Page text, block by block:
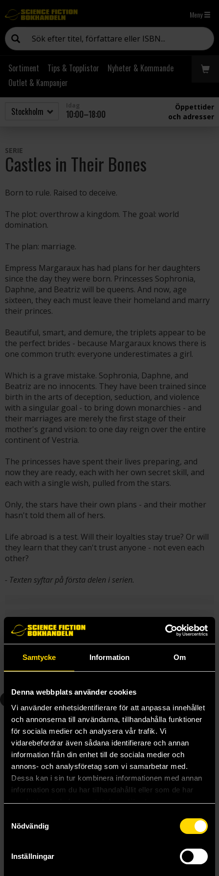
Samtycke Information Om
Denna webbplats använder cookies
Vi använder enhetsidentifierare för att anpassa innehållet
och annonserna till användarna, tillhandahålla funktioner
för sociala medier och analysera vår trafik. Vi
vidarebefordrar även sådana identifierare och annan
information från din enhet till de sociala medier och
annons- och analysföretag som vi samarbetar med.
Dessa kan i sin tur kombinera informationen med annan
information som du har tillhandahållit eller som de har
samlat in när du har använt deras tjänster.
Nödvändig
Inställningar
Meny
Sortiment Tips & Topplistor
Nyheter & Kommande
Outlet & Kampanjer
10:00–18:00
Öppettider
och adresser
SERIE
Castles in Their Bones
Born to rule. Raised to deceive.
The plot: overthrow a kingdom. The goal: world
domination.
The plan: marriage.
Empress Margaraux has had plans for her daughters
since the day they were born. Princesses Sophronia,
Daphne, and Beatriz will be queens. And now, age
sixteen, they each must leave their homeland and marry
their princes.
Beautiful, smart, and demure, the triplets appear to be
the perfect brides - because Margaraux knows there is
one common truth: everyone underestimates a girl.
Which is a grave mistake. Sophronia, Daphne, and
Beatriz are no innocents. They have been trained since
birth in the arts of deception, seduction, and violence
with a singular goal - to bring down monarchies - and
their marriages are merely the first stage of their
mother's grand vision: to one day reign over the entire
continent of Vestria.
The princesses have spent their lives preparing, and
now they are ready, each with her own secret skill, and
each with a single wish, pulled from the stars.
Only, the stars have their own plans - and their mother
hasn't told them all of hers.
Life abroad is a test. Will their loyalties stay true? Or will
they learn that they can't trust anyone - not even each
other?
- Texten syftar på första delen i serien.
Bevaka
Bevaka "Castles in Their Bones" och få ett mail varje gång
en ny del i serien blir tillgänglig för beställning.
Stardust in their Veins Poison in Their Hearts